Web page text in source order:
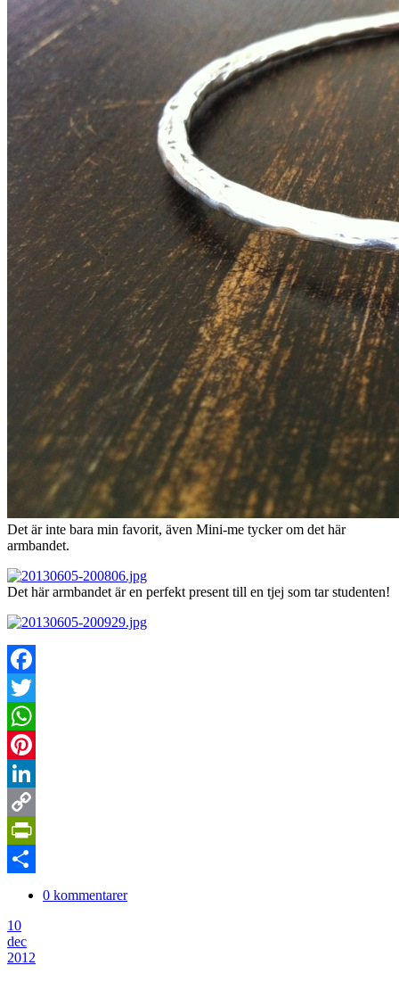
Det är inte bara min favorit, även Mini-me tycker om det här
armbandet.
Det här armbandet är en perfekt present till en tjej som tar studenten!
Facebook
Twitter
WhatsApp
Pinterest
LinkedIn
Copy
Link
PrintFriendly
0 kommentarer
10
dec
2012